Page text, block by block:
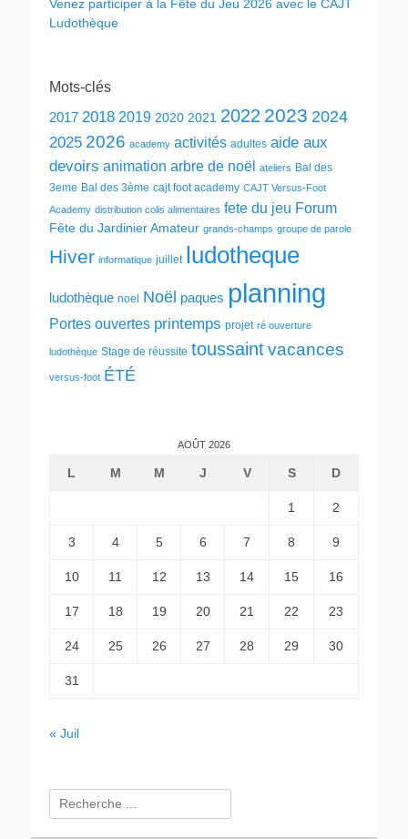
Venez participer à la Fête du Jeu 2026 avec le CAJT
Ludothèque
Mots-clés
2017 2018 2019 2020 2021 2022 2023 2024
2025 2026 academy activités adultes aide aux
devoirs animation arbre de noël ateliers Bal des
3eme Bal des 3ème cajt foot academy CAJT Versus-Foot
Academy distribution colis alimentaires fete du jeu Forum
Fête du Jardinier Amateur grands-champs groupe de parole
Hiver informatique juillet ludotheque
ludothèque noel Noël paques planning
Portes ouvertes printemps projet ré ouverture
ludothèque Stage de réussite toussaintvacances
versus-foot ÉTÉ
AOÛT 2026
L M M J V S D
1 2
3 4 5 6 7 8 9
10 11 12 13 14 15 16
17 18 19 20 21 22 23
24 25 26 27 28 29 30
31
« Juil
Rechercher :